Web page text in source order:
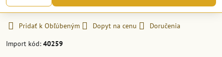
Pridať k Obľúbeným Dopyt na cenu
Doručenia
Import kód: 40259